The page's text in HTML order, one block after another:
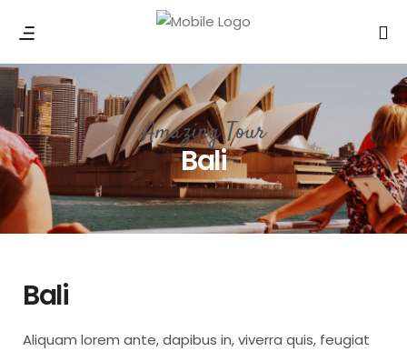
Amazing Tour
Bali
Bali
Aliquam lorem ante, dapibus in, viverra quis, feugiat